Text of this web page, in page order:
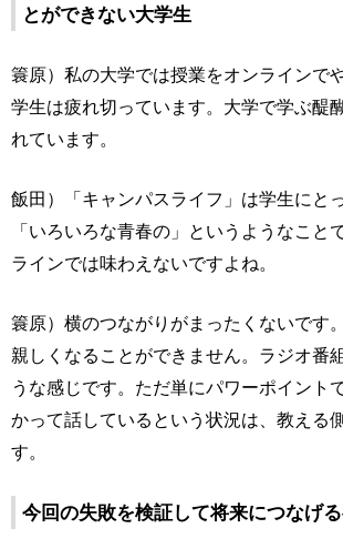
とができない大学生
簑原）私の大学では授業をオンラインで
学生は疲れ切っています。大学で学ぶ醍
れています。
飯田）「キャンパスライフ」は学生にと
「いろいろな青春の」というようなこと
ラインでは味わえないですよね。
簑原）横のつながりがまったくないです
親しくなることができません。ラジオ番
うな感じです。ただ単にパワーポイント
かって話しているという状況は、教える
す。
今回の失敗を検証して将来につなげ